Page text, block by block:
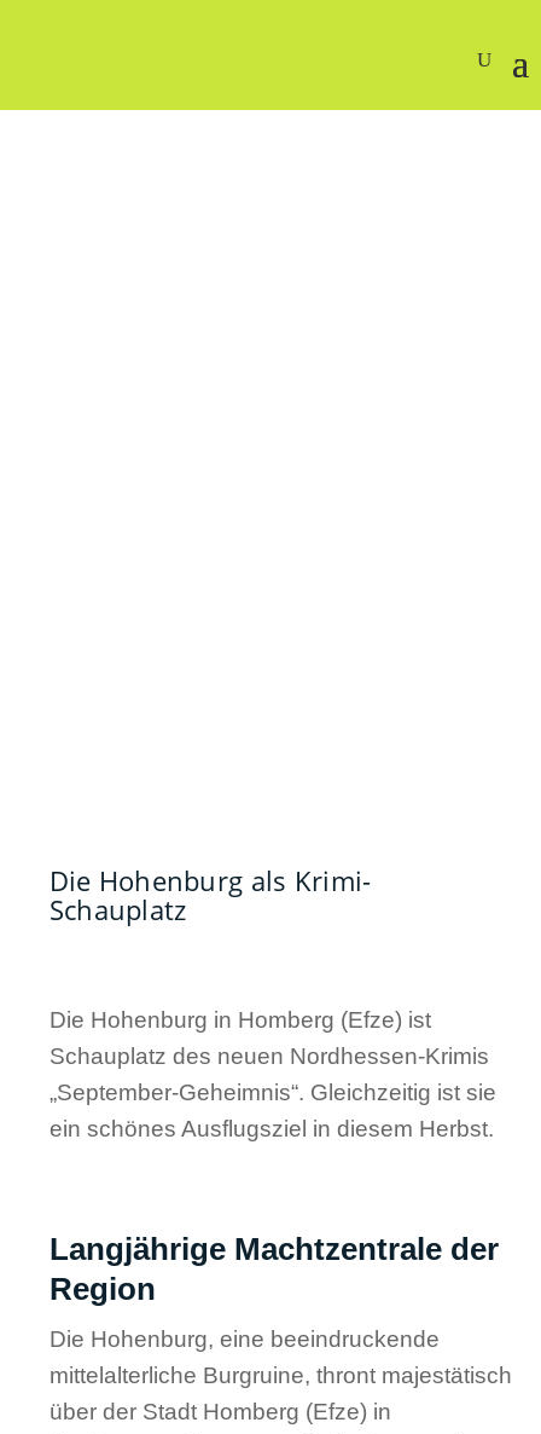
Die Hohenburg als Krimi-
Schauplatz
Die Hohenburg in Homberg (Efze) ist
Schauplatz des neuen Nordhessen-Krimis
„September-Geheimnis“. Gleichzeitig ist sie
ein schönes Ausflugsziel in diesem Herbst.
Langjährige Machtzentrale der
Region
Die Hohenburg, eine beeindruckende
mittelalterliche Burgruine, thront majestätisch
über der Stadt Homberg (Efze) in